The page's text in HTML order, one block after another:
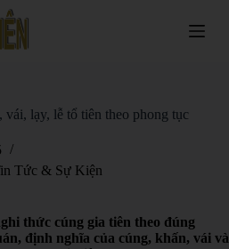
lạy, lễ tổ tiên theo phong tục
Tức & Sự Kiện
thức cúng gia tiên theo đúng
định nghĩa của cúng, khấn, vái và